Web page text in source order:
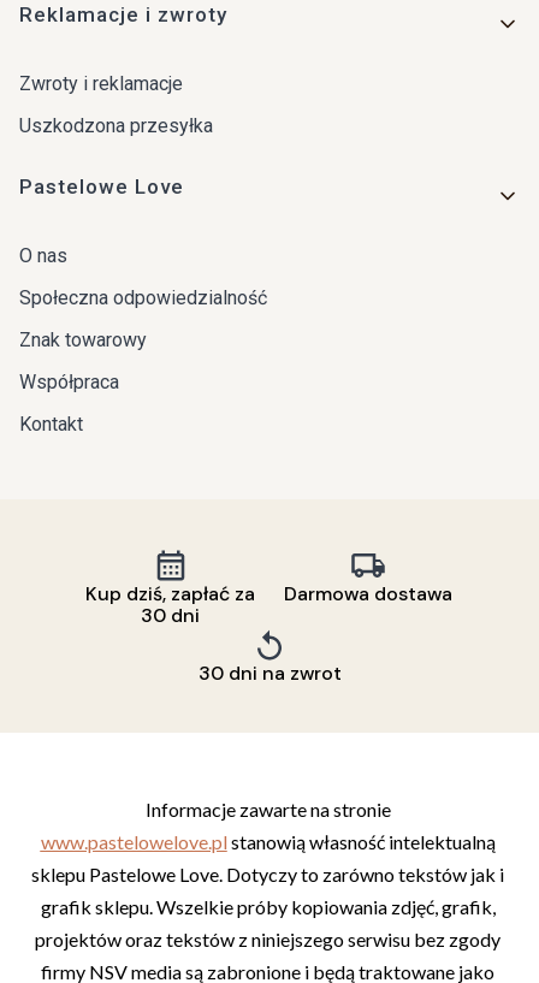
Reklamacje i zwroty
Zwroty i reklamacje
Uszkodzona przesyłka
Pastelowe Love
O nas
Społeczna odpowiedzialność
Znak towarowy
Współpraca
Kontakt
Kup dziś, zapłać za
30 dni
Darmowa dostawa
30 dni na zwrot
Informacje zawarte na stronie
www.pastelowelove.pl stanowią własność intelektualną
sklepu Pastelowe Love. Dotyczy to zarówno tekstów jak i
grafik sklepu. Wszelkie próby kopiowania zdjęć, grafik,
projektów oraz tekstów z niniejszego serwisu bez zgody
firmy NSV media są zabronione i będą traktowane jako